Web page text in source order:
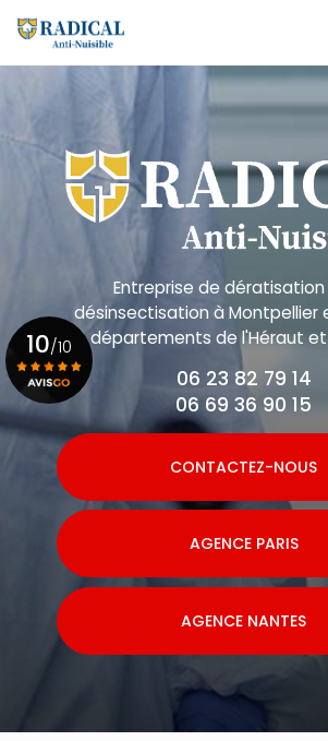
au
contenu
principal
Entreprise de
désinsectisationà Montpellier
départements de l'Héraut et
06 23 82 79 14
06 69 36 90 15
CONTACTEZ-NOUS
AGENCE PARIS
AGENCE NANTES
10/10
Voir le certificat